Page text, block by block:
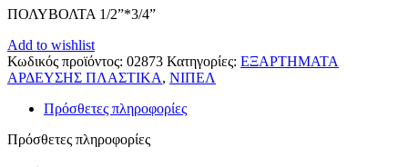
ΠΟΛΥΒΟΛΤΑ 1/2”*3/4”
Add to wishlist
Κωδικός προϊόντος: 02873 Κατηγορίες: ΕΞΑΡΤΗΜΑΤΑ
ΑΡΔΕΥΣΗΣ ΠΛΑΣΤΙΚΑ, ΝΙΠΕΛ
Πρόσθετες πληροφορίες
Πρόσθετες πληροφορίες